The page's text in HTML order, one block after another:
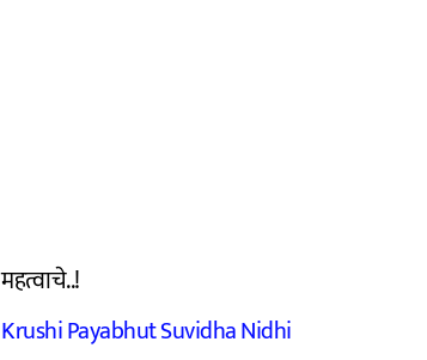
महत्वाचे..!
Krushi Payabhut Suvidha Nidhi